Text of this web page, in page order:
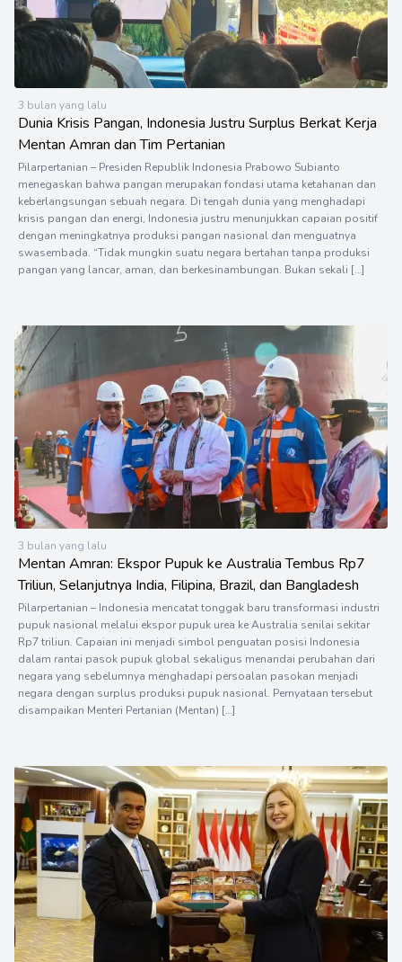
3 bulan yang lalu
Dunia Krisis Pangan, Indonesia Justru Surplus Berkat Kerja
Mentan Amran dan Tim Pertanian
Pilarpertanian – Presiden Republik Indonesia Prabowo Subianto
menegaskan bahwa pangan merupakan fondasi utama ketahanan dan
keberlangsungan sebuah negara. Di tengah dunia yang menghadapi
krisis pangan dan energi, Indonesia justru menunjukkan capaian positif
dengan meningkatnya produksi pangan nasional dan menguatnya
swasembada. “Tidak mungkin suatu negara bertahan tanpa produksi
pangan yang lancar, aman, dan berkesinambungan. Bukan sekali […]
3 bulan yang lalu
Mentan Amran: Ekspor Pupuk ke Australia Tembus Rp7
Triliun, Selanjutnya India, Filipina, Brazil, dan Bangladesh
Pilarpertanian – Indonesia mencatat tonggak baru transformasi industri
pupuk nasional melalui ekspor pupuk urea ke Australia senilai sekitar
Rp7 triliun. Capaian ini menjadi simbol penguatan posisi Indonesia
dalam rantai pasok pupuk global sekaligus menandai perubahan dari
negara yang sebelumnya menghadapi persoalan pasokan menjadi
negara dengan surplus produksi pupuk nasional. Pernyataan tersebut
disampaikan Menteri Pertanian (Mentan) […]